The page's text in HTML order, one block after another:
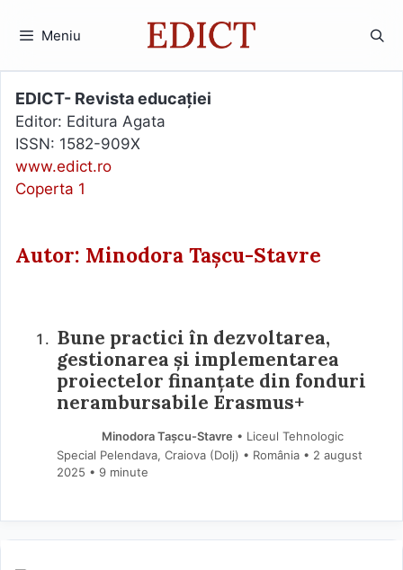
Meniu
EDICT- Revista educației
Editor: Editura Agata
ISSN: 1582-909X
www.edict.ro
Coperta 1
Autor: Minodora Tașcu-Stavre
Bune practici în dezvoltarea,
gestionarea și implementarea
proiectelor finanțate din fonduri
nerambursabile Erasmus+
Minodora Tașcu-Stavre • Liceul Tehnologic
Special Pelendava, Craiova (Dolj) • România
2 august
2025 • 9 minute